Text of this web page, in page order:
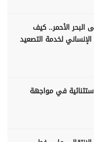
البحر الأحمر.. كيف
لخدمة التصعيد
في مواجهة